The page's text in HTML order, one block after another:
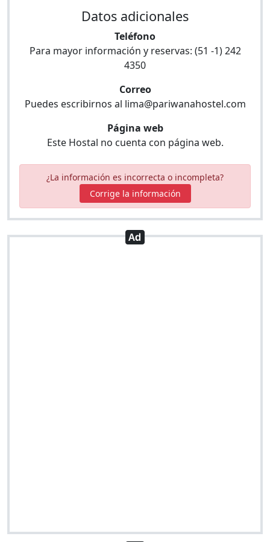
Datos adicionales
Teléfono
Para mayor información y reservas: (51 -1) 242
4350
Correo
Puedes escribirnos al lima@pariwanahostel.com
Página web
Este Hostal no cuenta con página web.
¿La información es incorrecta o incompleta?
Corrige la información